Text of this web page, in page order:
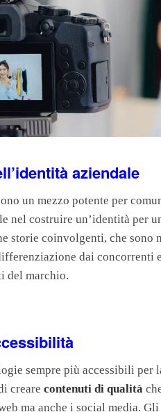
aziendale
un mezzo potente per
nel costruire un’identità per
storie coinvolgenti, che
dai concorrenti
del marchio.
sempre più accessibili per
creare contenuti di qualità
ma anche i social media.